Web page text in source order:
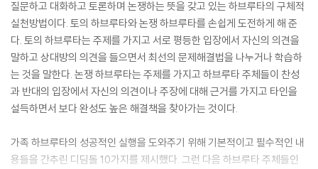
질문하고 대화하고 토론하며 논쟁하는 뜻을 갖고 있는 하브루타의 구체적
실천방법이다. 토의 하브루타와 논쟁 하브루타를 손쉽게 도전하게 해 준
다. 토의 하브루타는 주제를 가지고 서로 평등한 입장에서 자신의 의견을
말하고 상대방의 의견을 들으면서 최선의 문제해결법을 나누거나 학습하
는 것을 말한다. 논쟁 하브루타는 주제를 가지고 하브루타 주체들이 찬성
과 반대의 입장에서 자신의 의견이나 주장에 대해 근거를 가지고 타인을
설득하면서 보다 완성도 높은 해결책을 찾아가는 것이다.
가족 하브루타의 성공적인 실행을 도와주기 위해 기본적이고 필수적인 내
용들을 간추린 디딤돌 10가지를 제시했다. 그런 다음 하브루타 주체들인